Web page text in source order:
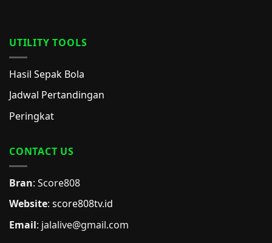
UTILITY TOOLS
Hasil Sepak Bola
Jadwal Pertandingan
Peringkat
CONTACT US
Bran: Score808
Website: score808tv.id
Email: jalalive@gmail.com